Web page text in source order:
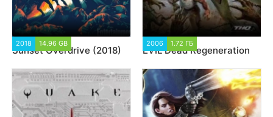
2018 14.96 GB
Sunset Overdrive (2018)
2006 1.72 ГБ
EVIL Dead Regeneration